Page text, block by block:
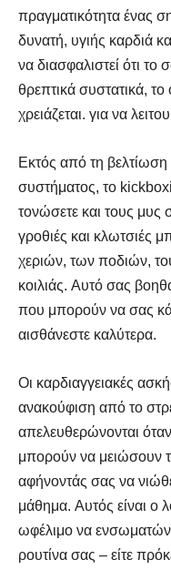
πραγματικότητα ένας
δυνατή, υγιής καρδιά
να διασφαλιστεί ότι
θρεπτικά συστατικά,
χρειάζεται. για να
Εκτός από τη βελτίωση
συστήματος, το
τονώσετε και τους
γροθιές και κλωτσιές
χεριών, των ποδιών,
κοιλιάς. Αυτό σας
που μπορούν να σας
αισθάνεστε καλύτερα.
Οι καρδιαγγειακές
ανακούφιση από το
απελευθερώνονται
μπορούν να μειώσουν
αφήνοντάς σας να
μάθημα. Αυτός είναι ο
ωφέλιμο να
ρουτίνα σας – είτε